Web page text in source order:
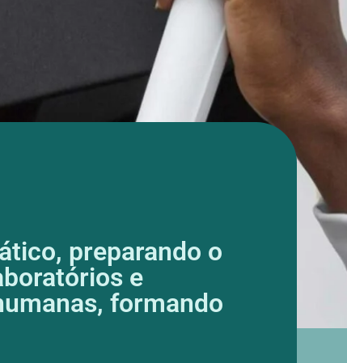
preparando o
e
formando